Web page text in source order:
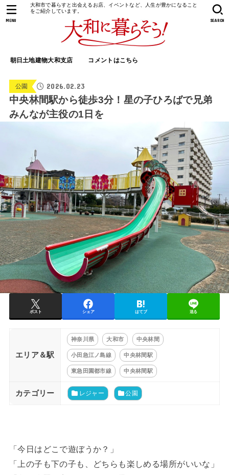
大和市で暮らすと出会えるお店、イベントなど、人生が豊かになること
をご紹介しています。
朝日土地建物大和支店 コメントはこちら
SEARCH
MENU
公園 2026.02.23
中央林間駅から徒歩3分！星の子ひろばで兄弟
みんなが主役の1日を
ポスト シェア はてブ 送る
エリア＆駅
神奈川県 大和市 中央林間
小田急江ノ島線 中央林間駅
東急田園都市線 中央林間駅
カテゴリー レジャー 公園
「今日はどこで遊ぼうか？」
「上の子も下の子も、どちらも楽しめる場所がいいな」